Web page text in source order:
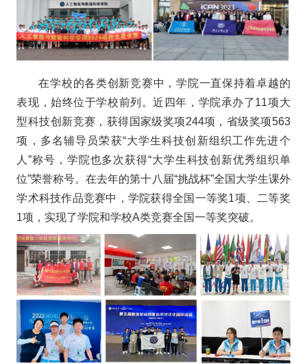
在学校的各类创新竞赛中，学院一直保持着卓越的
表现，始终位于学校前列。近四年，学院承办了11项大
型科技创新竞赛，获得国家级奖项244项，省级奖项563
项，多名辅导员荣获“大学生科技创新组织工作先进个
人”称号，学院也多次获得“大学生科技创新优秀组织单
位”荣誉称号。在去年的第十八届“挑战杯”全国大学生课外
学术科技作品竞赛中，学院获得全国一等奖1项、二等奖
1项，实现了学院和学校A类竞赛全国一等奖突破。